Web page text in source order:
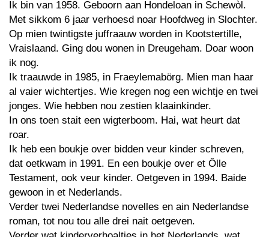
Ik bin van 1958. Geboorn aan Hondeloan in Schewòl.
Met sikkom 6 jaar verhoesd noar Hoofdweg in Slochter.
Op mien twintigste juffraauw worden in Kootstertille,
Vraislaand. Ging dou wonen in Dreugeham. Doar woon
ik nog.
Ik traauwde in 1985, in Fraeylemabörg. Mien man haar
al vaier wichtertjes. Wie kregen nog een wichtje en twei
jonges. Wie hebben nou zestien klaainkinder.
In ons toen stait een wigterboom. Hai, wat heurt dat
roar.
Ik heb een boukje over bidden veur kinder schreven,
dat oetkwam in 1991. En een boukje over et Ôlle
Testament, ook veur kinder. Oetgeven in 1994. Baide
gewoon in et Nederlands.
Verder twei Nederlandse novelles en ain Nederlandse
roman, tot nou tou alle drei nait oetgeven.